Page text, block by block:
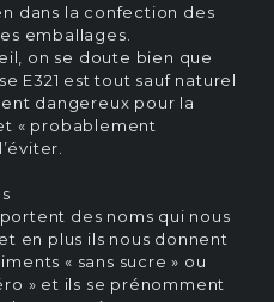
dans la confection des
emballages.
on se doute bien que
E321 est tout sauf naturel
dangereux pour la
« probablement
des noms qui nous
en plus ils nous donnent
« sans sucre » ou
» et ils se prénomment